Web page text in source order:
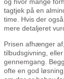
og hvor mange
tagtjek på en
time. Hvis der
mere detaljeret
Prisen afhænger
tilbudsgivning,
gennemgang.
ofte en god